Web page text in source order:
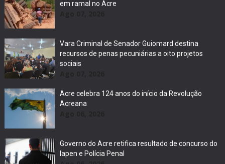
em ramal no Acre
Vara Criminal de Senador Guiomard destina
recursos de penas pecuniárias a oito projetos
sociais
Acre celebra 124 anos do início da Revolução
Acreana
Governo do Acre retifica resultado de concurso do
Iapen e Polícia Penal